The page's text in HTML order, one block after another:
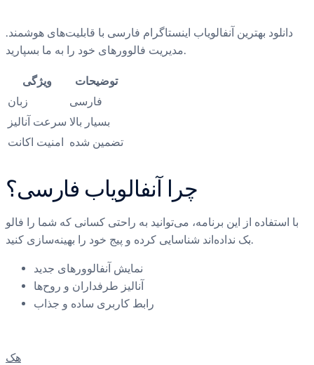
دانلود بهترین آنفالویاب اینستاگرام فارسی با قابلیت‌های هوشمند.
مدیریت فالوورهای خود را به ما بسپارید.
ویژگی
توضیحات
زبان
فارسی
سرعت آنالیز بسیار بالا
امنیت اکانت تضمین شده
چرا آنفالویاب فارسی؟
با استفاده از این برنامه، می‌توانید به راحتی کسانی که شما را فالو
بک نداده‌اند شناسایی کرده و پیج خود را بهینه‌سازی کنید.
نمایش آنفالوورهای جدید
آنالیز طرفداران و روح‌ها
رابط کاربری ساده و جذاب
هک